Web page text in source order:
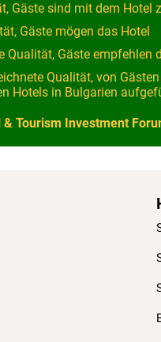
Gäste sind mit dem Hotel
Gäste mögen das Hotel
Qualität, Gäste empfehlen
Qualität, von
Hotels in Bulgarien
Tourism Investment